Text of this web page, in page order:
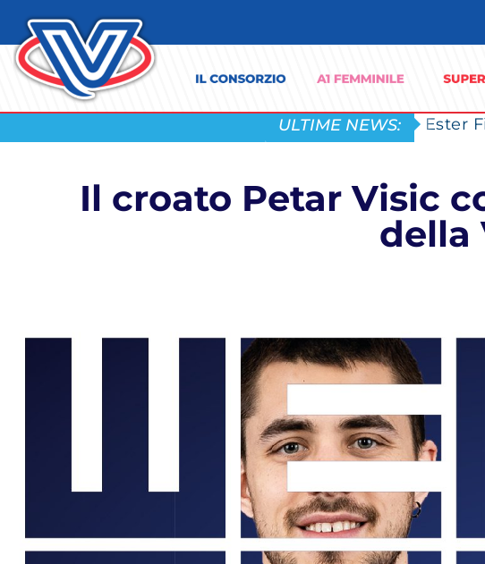
ULTIME NEWS: Ester
Il croato Petar Visic
della